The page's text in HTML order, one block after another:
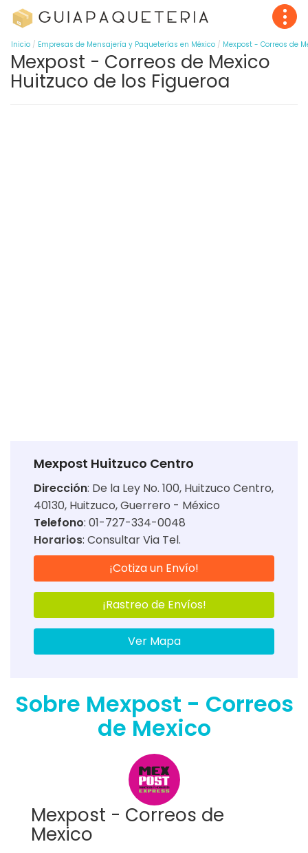
Inicio Empresas de Mensajería y Paqueterías en México Mexpost - Correos de
Mexpost - Correos de Mexico
Huitzuco de los Figueroa
Mexpost Huitzuco Centro
Dirección: De la Ley No. 100, Huitzuco Centro,
40130, Huitzuco, Guerrero - México
Telefono: 01-727-334-0048
Horarios: Consultar Via Tel.
¡Cotiza un Envío!
¡Rastreo de Envíos!
Ver Mapa
Sobre Mexpost - Correos
de Mexico
Mexpost - Correos de
Mexico